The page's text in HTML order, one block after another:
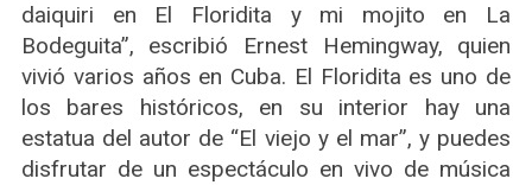
daiquiri en El Floridita y mi mojito en La
Bodeguita”, escribió Ernest Hemingway, quien
vivió varios años en Cuba. El Floridita es uno de
los bares históricos, en su interior hay una
estatua del autor de “El viejo y el mar”, y puedes
disfrutar de un espectáculo en vivo de música